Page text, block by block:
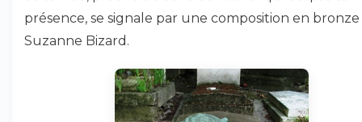
présence, se signale par une composition en
Suzanne Bizard.